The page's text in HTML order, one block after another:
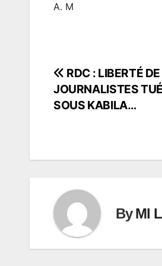
A. M
Navigation
de
RDC : LIBERTÉ
JOURNALISTES
SOUS KABILA…
ByMl L